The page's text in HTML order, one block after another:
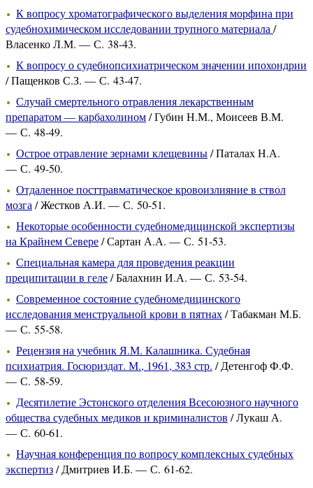
К вопросу хроматографического выделения морфина при
судебнохимическом исследовании трупного материала /
Власенко Л.М. — С. 38-43.
К вопросу о судебнопсихиатрическом значении ипохондрии
/ Пащенков С.З. — С. 43-47.
Случай смертельного отравления лекарственным
препаратом — карбахолином/ Губин Н.М., Моисеев В.М.
— С. 48-49.
Острое отравление зернами клещевины/ Паталах Н.А.
— С. 49-50.
Отдаленное посттравматическое кровоизлияние в ствол
мозга / Жестков А.И. — С. 50-51.
Некоторые особенности судебномедицинской экспертизы
на Крайнем Севере/ Сартан А.А. — С. 51-53.
Специальная камера для проведения реакции
преципитации в геле/ Балахнин И.А. — С. 53-54.
Современное состояние судебномедицинского
исследования менструальной крови в пятнах/ Табакман М.Б.
— С. 55-58.
Рецензия на учебник Я.М. Калашника. Судебная
психиатрия. Госюриздат. М., 1961, 383 стр. / Детенгоф Ф.Ф.
— С. 58-59.
Десятилетие Эстонского отделения Всесоюзного научного
общества судебных медиков и криминалистов / Лукаш А.
— С. 60-61.
Научная конференция по вопросу комплексных судебных
экспертиз/ Дмитриев И.Б. — С. 61-62.